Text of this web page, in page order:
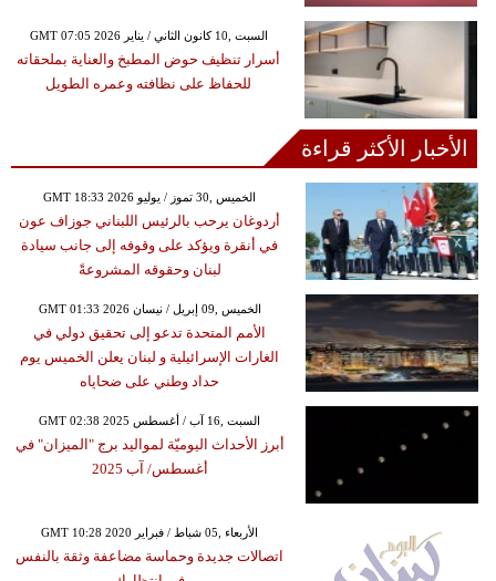
GMT 07:05 2026 السبت ,10 كانون الثاني / يناير
أسرار تنظيف حوض المطبخ والعناية بملحقاته
للحفاظ على نظافته وعمره الطويل
الأخبار الأكثر قراءة
GMT 18:33 2026 الخميس ,30 تموز / يوليو
أردوغان يرحب بالرئيس اللبناني جوزاف عون
في أنقرة ويؤكد على وقوفه إلى جانب سيادة
لبنان وحقوقه المشروعةً
GMT 01:33 2026 الخميس ,09 إبريل / نيسان
الأمم المتحدة تدعو إلى تحقيق دولي في
الغارات الإسرائيلية و لبنان يعلن الخميس يوم
حداد وطني على ضحاياه
GMT 02:38 2025 السبت ,16 آب / أغسطس
أبرز الأحداث اليوميّة لمواليد برج "الميزان" في
أغسطس/ آب 2025
GMT 10:28 2020 الأربعاء ,05 شباط / فبراير
اتصالات جديدة وحماسة مضاعفة وثقة بالنفس